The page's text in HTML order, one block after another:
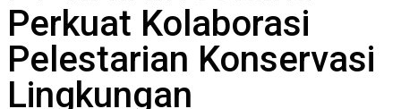
Perkuat Kolaborasi
Pelestarian Konservasi
Lingkungan